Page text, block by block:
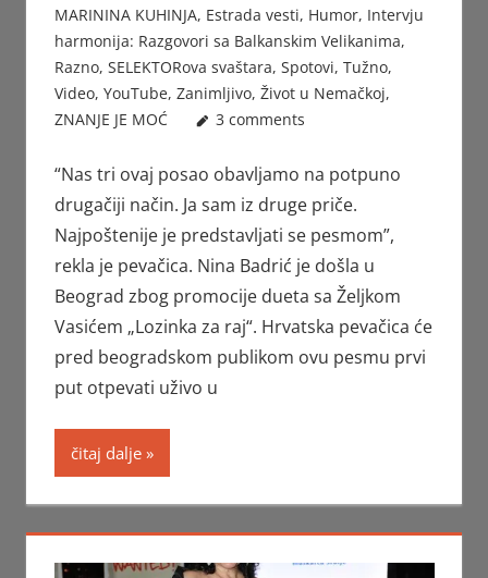
MARININA KUHINJA, Estrada vesti, Humor, Intervju
harmonija: Razgovori sa Balkanskim Velikanima,
Razno, SELEKTORova svaštara, Spotovi, Tužno,
Video, YouTube, Zanimljivo, Život u Nemačkoj,
ZNANJE JE MOĆ
3 comments
“Nas tri ovaj posao obavljamo na potpuno
drugačiji način. Ja sam iz druge priče.
Najpoštenije je predstavljati se pesmom”,
rekla je pevačica. Nina Badrić je došla u
Beograd zbog promocije dueta sa Željkom
Vasićem „Lozinka za raj“. Hrvatska pevačica će
pred beogradskom publikom ovu pesmu prvi
put otpevati uživo u
čitaj dalje